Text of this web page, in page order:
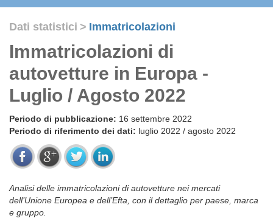
Dati statistici > Immatricolazioni
Immatricolazioni di
autovetture in Europa -
Luglio / Agosto 2022
Periodo di pubblicazione: 16 settembre 2022
Periodo di riferimento dei dati: luglio 2022 / agosto 2022
Analisi delle immatricolazioni di autovetture nei mercati
dell’Unione Europea e dell’Efta, con il dettaglio per paese, marca
e gruppo.